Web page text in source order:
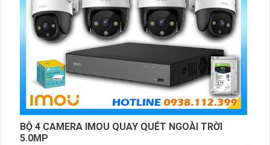
BỘ 4 CAMERA IMOU QUAY QUÉT NGOÀI TRỜI
5.0MP